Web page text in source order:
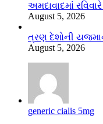
અમદાવાદમાં
August 5, 2026
ત્રણ દેશોની
August 5, 2026
generic cialis 5mg